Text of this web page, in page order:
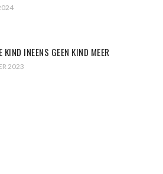
KIND INEENS GEEN KIND MEER
2023